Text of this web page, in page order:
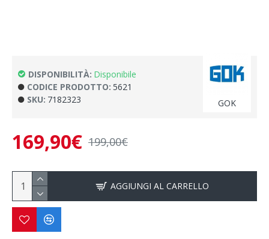
DISPONIBILITÀ: Disponibile
CODICE PRODOTTO: 5621
SKU: 7182323 GOK
169,90€ 199,00€
AGGIUNGI AL CARRELLO